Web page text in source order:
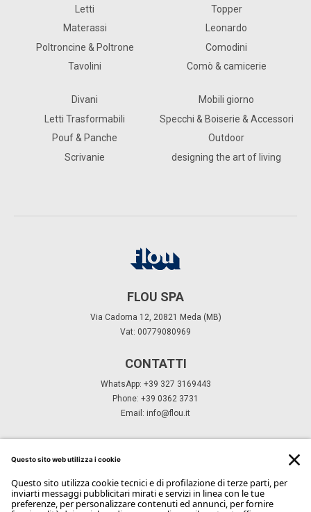
Letti
Materassi
Poltroncine & Poltrone
Tavolini
Topper
Leonardo
Comodini
Comò & camicerie
Divani
Letti Trasformabili
Pouf & Panche
Scrivanie
Mobili giorno
Specchi & Boiserie & Accessori
Outdoor
designing the art of living
FLOU SPA
Via Cadorna 12, 20821 Meda (MB)
Vat: 00779080969
CONTATTI
WhatsApp: +39 327 3169443
Phone: +39 0362 3731
Email: info@flou.it
Iscriviti